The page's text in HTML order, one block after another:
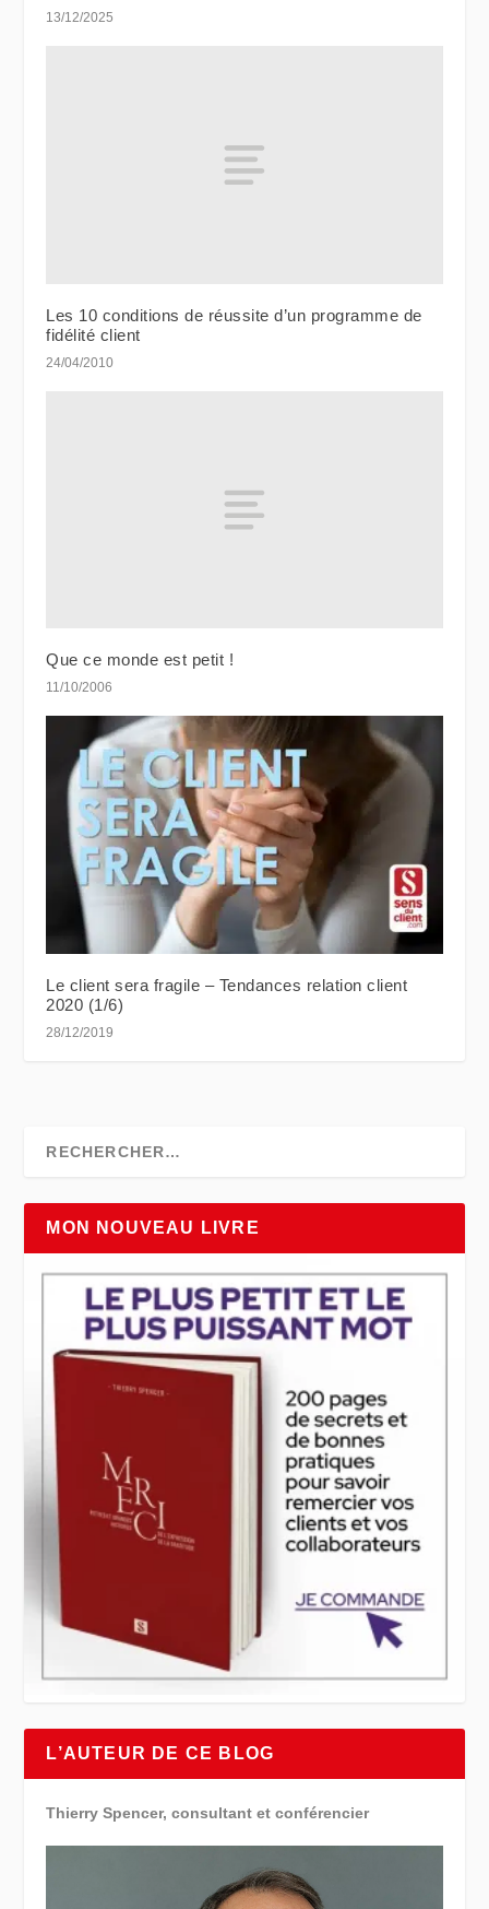
13/12/2025
Les 10 conditions de réussite d’un programme de
fidélité client
24/04/2010
Que ce monde est petit !
11/10/2006
Le client sera fragile – Tendances relation client
2020 (1/6)
28/12/2019
MON NOUVEAU LIVRE
L’AUTEUR DE CE BLOG
Thierry Spencer, consultant et conférencier